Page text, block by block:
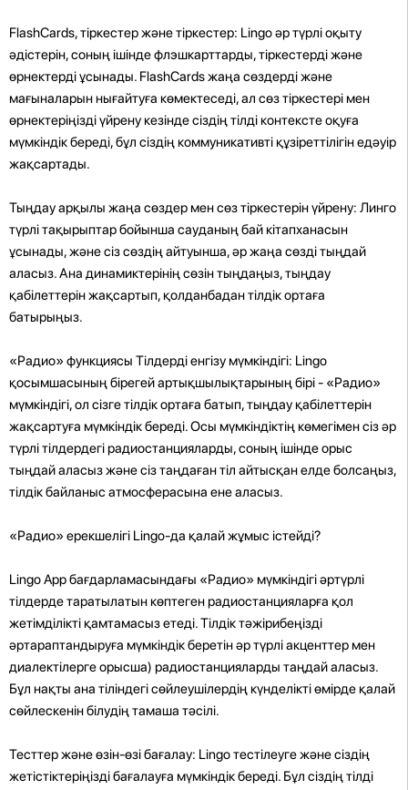
FlashCards, тіркестер және тіркестер: Lingo әр түрлі оқыту
әдістерін, соның ішінде флэшкарттарды, тіркестерді және
өрнектерді ұсынады. FlashCards жаңа сөздерді және
мағыналарын нығайтуға көмектеседі, ал сөз тіркестері мен
өрнектеріңізді үйрену кезінде сіздің тілді контексте оқуға
мүмкіндік береді, бұл сіздің коммуникативті құзіреттілігін едәуір
жақсартады.
Тыңдау арқылы жаңа сөздер мен сөз тіркестерін үйрену: Линго
түрлі тақырыптар бойынша сауданың бай кітапханасын
ұсынады, және сіз сөздің айтуынша, әр жаңа сөзді тыңдай
аласыз. Ана динамиктерінің сөзін тыңдаңыз, тыңдау
қабілеттерін жақсартып, қолданбадан тілдік ортаға
батырыңыз.
«Радио» функциясы Тілдерді енгізу мүмкіндігі: Lingo
қосымшасының бірегей артықшылықтарының бірі - «Радио»
мүмкіндігі, ол сізге тілдік ортаға батып, тыңдау қабілеттерін
жақсартуға мүмкіндік береді. Осы мүмкіндіктің көмегімен сіз әр
түрлі тілдердегі радиостанцияларды, соның ішінде орыс
тыңдай аласыз және сіз таңдаған тіл айтысқан елде болсаңыз,
тілдік байланыс атмосферасына ене аласыз.
«Радио» ерекшелігі Lingo-да қалай жұмыс істейді?
Lingo App бағдарламасындағы «Радио» мүмкіндігі әртүрлі
тілдерде таратылатын көптеген радиостанцияларға қол
жетімділікті қамтамасыз етеді. Тілдік тәжірибеңізді
әртараптандыруға мүмкіндік беретін әр түрлі акценттер мен
диалектілерге орысша) радиостанцияларды таңдай аласыз.
Бұл нақты ана тіліндегі сөйлеушілердің күнделікті өмірде қалай
сөйлескенін білудің тамаша тәсілі.
Тесттер және өзін-өзі бағалау: Lingo тестілеуге және сіздің
жетістіктеріңізді бағалауға мүмкіндік береді. Бұл сіздің тілді